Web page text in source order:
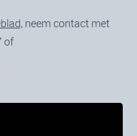
neem contact met
of